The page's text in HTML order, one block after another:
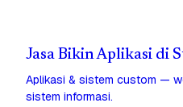
Jasa Bikin Aplikasi di
Aplikasi & sistem custom —
sistem informasi.